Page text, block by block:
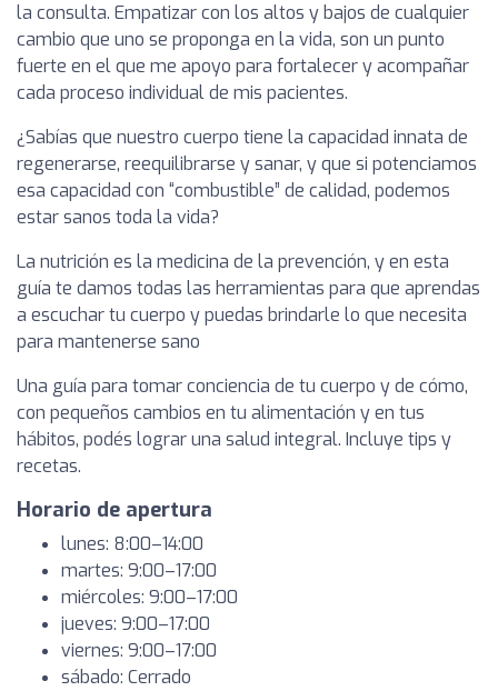
la consulta. Empatizar con los altos y bajos de cualquier
cambio que uno se proponga en la vida, son un punto
fuerte en el que me apoyo para fortalecer y acompañar
cada proceso individual de mis pacientes.
¿Sabías que nuestro cuerpo tiene la capacidad innata de
regenerarse, reequilibrarse y sanar, y que si potenciamos
esa capacidad con “combustible” de calidad, podemos
estar sanos toda la vida?
La nutrición es la medicina de la prevención, y en esta
guía te damos todas las herramientas para que aprendas
a escuchar tu cuerpo y puedas brindarle lo que necesita
para mantenerse sano
Una guía para tomar conciencia de tu cuerpo y de cómo,
con pequeños cambios en tu alimentación y en tus
hábitos, podés lograr una salud integral. Incluye tips y
recetas.
Horario de apertura
lunes: 8:00–14:00
martes: 9:00–17:00
miércoles: 9:00–17:00
jueves: 9:00–17:00
viernes: 9:00–17:00
sábado: Cerrado